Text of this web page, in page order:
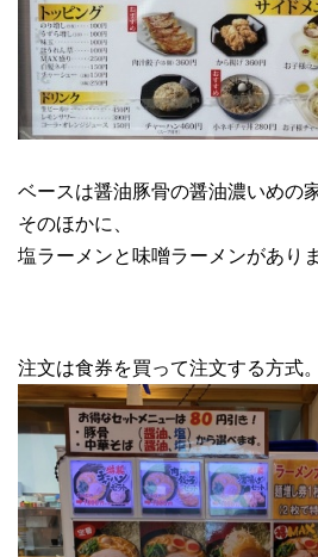
ベースは醤油豚骨の醤油濃いめの
そのほかに、
塩ラーメンと味噌ラーメンがありま
注文は食券を買って注文する方式。